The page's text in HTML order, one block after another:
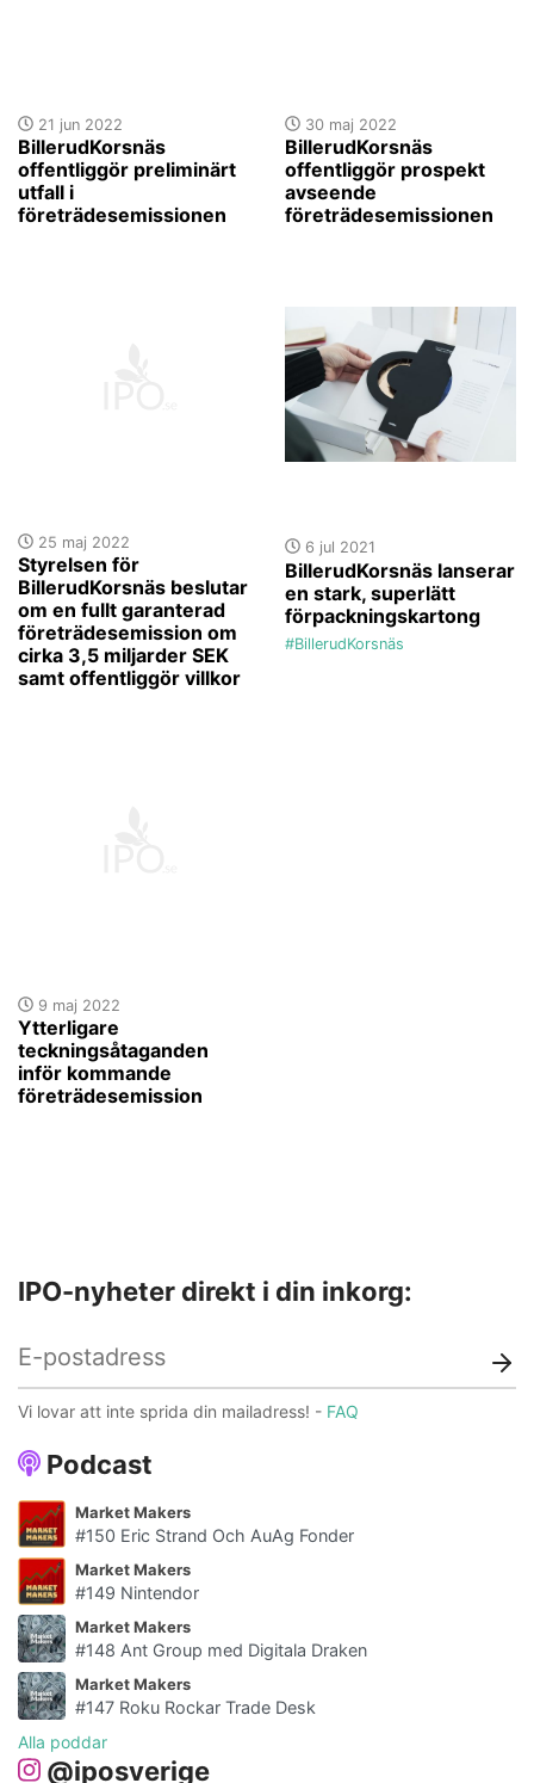
21 jun 2022
BillerudKorsnäs
offentliggör preliminärt
utfall i
företrädesemissionen
30 maj 2022
BillerudKorsnäs
offentliggör prospekt
avseende
företrädesemissionen
25 maj 2022
Styrelsen för
BillerudKorsnäs beslutar
om en fullt garanterad
företrädesemission om
cirka 3,5 miljarder SEK
samt offentliggör villkor
6 jul 2021
BillerudKorsnäs lanserar
en stark, superlätt
förpackningskartong
#BillerudKorsnäs
9 maj 2022
Ytterligare
teckningsåtaganden
inför kommande
företrädesemission
Podcast
Market Makers
#150 Eric Strand Och AuAg Fonder
Market Makers
#149 Nintendor
Market Makers
#148 Ant Group med Digitala Draken
Market Makers
#147 Roku Rockar Trade Desk
Alla poddar
@iposverige
IPO-nyheter direkt i din inkorg:
Vi lovar att inte sprida din mailadress! - FAQ